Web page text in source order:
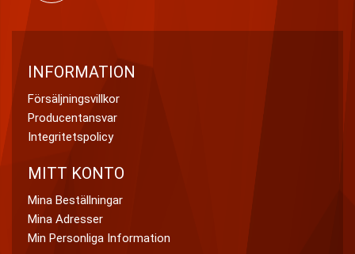
INFORMATION
Försäljningsvillkor
Producentansvar
Integritetspolicy
MITT KONTO
Mina Beställningar
Mina Adresser
Min Personliga Information